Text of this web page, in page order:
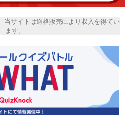
当サイトは適格販売により収入を得てい
ます。